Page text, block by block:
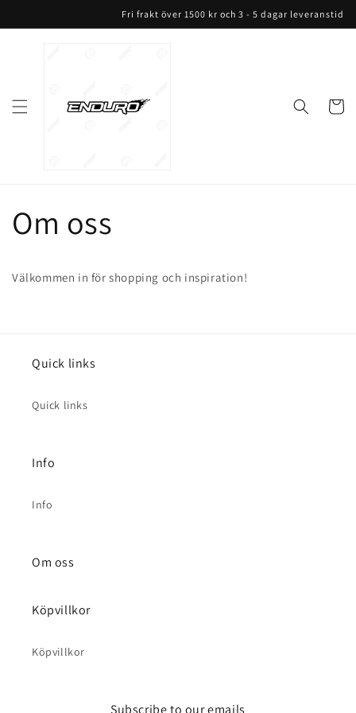
Fri frakt över 1500 kr och 3 - 5 dagar leveranstid
Om oss
Välkommen in för shopping och inspiration!
Quick links
Quick links
Info
Info
Om oss
Köpvillkor
Köpvillkor
Subscribe to our emails